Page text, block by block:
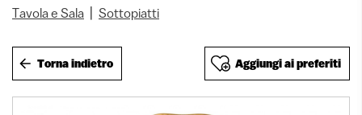
Tavola e Sala Sottopiatti
Torna indietro Aggiungi ai preferiti